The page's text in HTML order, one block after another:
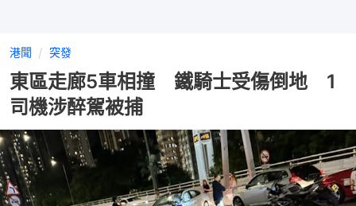
港聞 突發
東區走廊5車相撞 鐵騎士受傷倒地 1
司機涉醉駕被捕